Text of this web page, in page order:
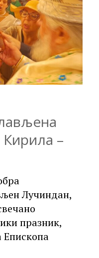
Кирила –
Лучиндан,
празник,
Епископа